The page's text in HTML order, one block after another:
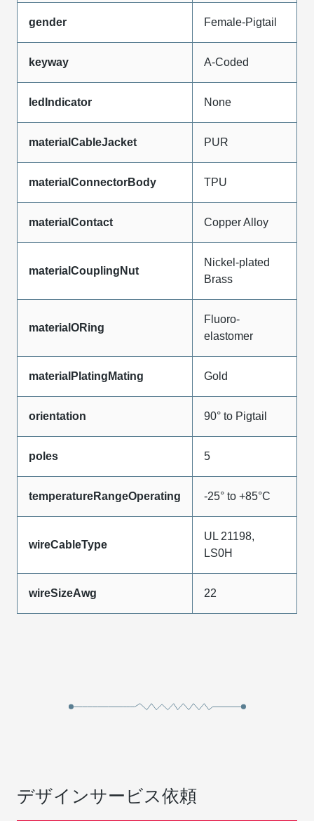
gender Female-Pigtail
keyway A-Coded
ledIndicator None
materialCableJacket PUR
materialConnectorBody TPU
materialContact Copper Alloy
materialCouplingNut
Nickel-plated
Brass
materialORing
Fluoro-
elastomer
materialPlatingMating Gold
orientation 90° to Pigtail
poles 5
temperatureRangeOperating -25° to +85°C
wireCableType
UL 21198,
LS0H
wireSizeAwg 22
デザインサービス依頼